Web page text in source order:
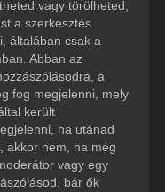
vagy törölheted,
a szerkesztés
általában csak a
Abban az
a
fog megjelenni, mely
került
ha utánad
akkor nem, ha még
vagy egy
bár ők